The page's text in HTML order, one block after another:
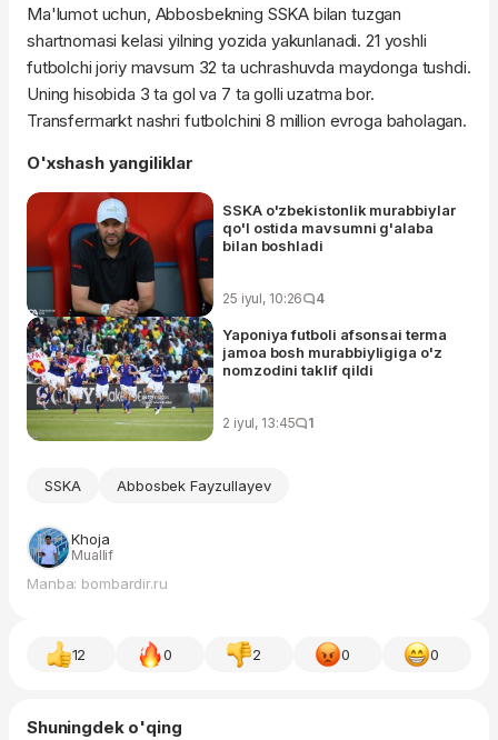
Ma'lumot uchun, Abbosbekning SSKA bilan tuzgan
shartnomasi kelasi yilning yozida yakunlanadi. 21 yoshli
futbolchi joriy mavsum 32 ta uchrashuvda maydonga tushdi.
Uning hisobida 3 ta gol va 7 ta golli uzatma bor.
Transfermarkt nashri futbolchini 8 million evroga baholagan.
O'xshash yangiliklar
SSKA o'zbekistonlik murabbiylar
qo'l ostida mavsumni g'alaba
bilan boshladi
25 iyul, 10:26 4
Yaponiya futboli afsonsai terma
jamoa bosh murabbiyligiga o'z
nomzodini taklif qildi
2 iyul, 13:45 1
SSKA Abbosbek Fayzullayev
Khoja
Muallif
Manba: bombardir.ru
12 0 2 0 0
Shuningdek o'qing